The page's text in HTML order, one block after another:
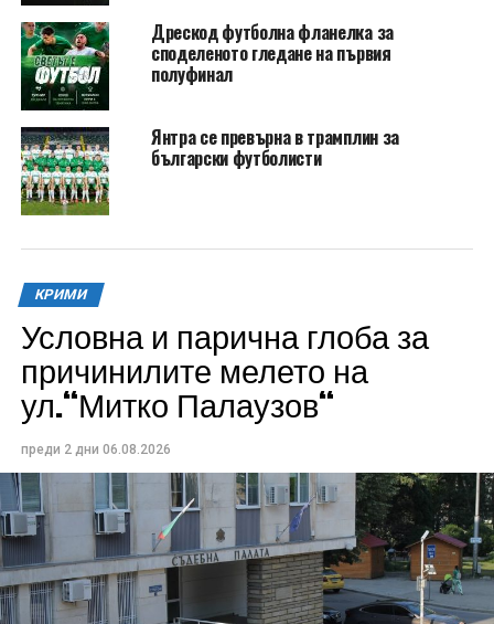
Дрескод футболна фланелка за
споделеното гледане на първия
полуфинал
Янтра се превърна в трамплин за
български футболисти
КРИМИ
Условна и парична глоба за
причинилите мелето на
ул.“Митко Палаузов“
преди 2 дни 06.08.2026